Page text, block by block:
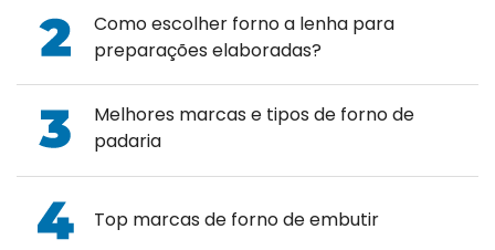
Como escolher forno a lenha para
preparações elaboradas?
Melhores marcas e tipos de forno de
padaria
Top marcas de forno de embutir